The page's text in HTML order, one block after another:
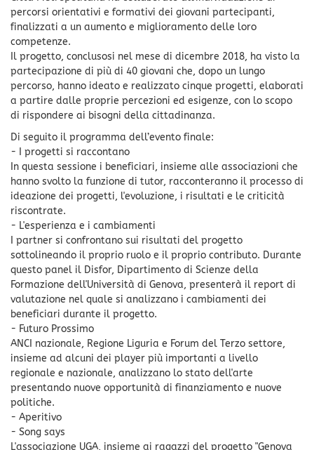
percorsi orientativi e formativi dei giovani partecipanti,
finalizzati a un aumento e miglioramento delle loro
competenze.
Il progetto, conclusosi nel mese di dicembre 2018, ha visto la
partecipazione di più di 40 giovani che, dopo un lungo
percorso, hanno ideato e realizzato cinque progetti, elaborati
a partire dalle proprie percezioni ed esigenze, con lo scopo
di rispondere ai bisogni della cittadinanza.
Di seguito il programma dell’evento finale:
- I progetti si raccontano
In questa sessione i beneficiari, insieme alle associazioni che
hanno svolto la funzione di tutor, racconteranno il processo di
ideazione dei progetti, l'evoluzione, i risultati e le criticità
riscontrate.
- L'esperienza e i cambiamenti
I partner si confrontano sui risultati del progetto
sottolineando il proprio ruolo e il proprio contributo. Durante
questo panel il Disfor, Dipartimento di Scienze della
Formazione dell'Università di Genova, presenterà il report di
valutazione nel quale si analizzano i cambiamenti dei
beneficiari durante il progetto.
- Futuro Prossimo
ANCI nazionale, Regione Liguria e Forum del Terzo settore,
insieme ad alcuni dei player più importanti a livello
regionale e nazionale, analizzano lo stato dell'arte
presentando nuove opportunità di finanziamento e nuove
politiche.
- Aperitivo
- Song says
L'associazione UGA, insieme ai ragazzi del progetto "Genova